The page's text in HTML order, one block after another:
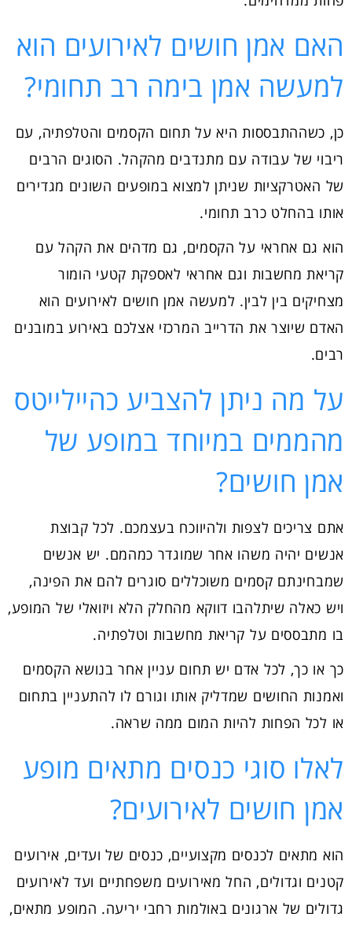
האם אמן חושים לאירועים הוא
למעשה אמן בימה רב תחומי?
כן, כשההתבססות היא על תחום הקסמים והטלפתיה, עם
ריבוי של עבודה עם מתנדבים מהקהל. הסוגים הרבים
של האטרקציות שניתן למצוא במופעים השונים מגדירים
אותו בהחלט כרב תחומי.
הוא גם אחראי על הקסמים, גם מדהים את הקהל עם
קריאת מחשבות וגם אחראי לאספקת קטעי הומור
מצחיקים בין לבין. למעשה אמן חושים לאירועים הוא
האדם שיוצר את הדרייב המרכזי אצלכם באירוע במובנים
רבים.
על מה ניתן להצביע כהיילייטס
מהממים במיוחד במופע של
אמן חושים?
אתם צריכים לצפות ולהיווכח בעצמכם. לכל קבוצת
אנשים יהיה משהו אחר שמוגדר כמהמם. יש אנשים
שמבחינתם קסמים משוכללים סוגרים להם את הפינה,
ויש כאלה שיתלהבו דווקא מהחלק הלא ויזואלי של המופע,
בו מתבססים על קריאת מחשבות וטלפתיה.
כך או כך, לכל אדם יש תחום עניין אחר בנושא הקסמים
ואמנות החושים שמדליק אותו וגורם לו להתעניין בתחום
או לכל הפחות להיות המום ממה שראה.
לאלו סוגי כנסים מתאים מופע
אמן חושים לאירועים?
הוא מתאים לכנסים מקצועיים, כנסים של ועדים, אירועים
קטנים וגדולים, החל מאירועים משפחתיים ועד לאירועים
גדולים של ארגונים באולמות רחבי יריעה. המופע מתאים,